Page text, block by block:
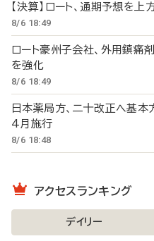
【決算】ロート、通期予想を
8/6 18:49
ロート豪州子会社、外用鎮
を強化
8/6 18:49
日本薬局方、二十改正へ
4月施行
8/6 18:48
アクセスランキング
デイリー